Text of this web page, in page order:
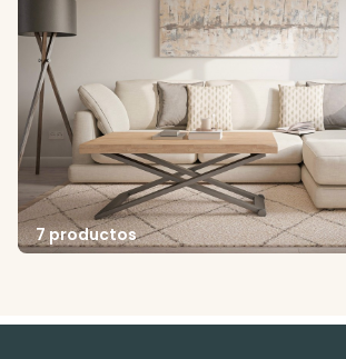
7 productos